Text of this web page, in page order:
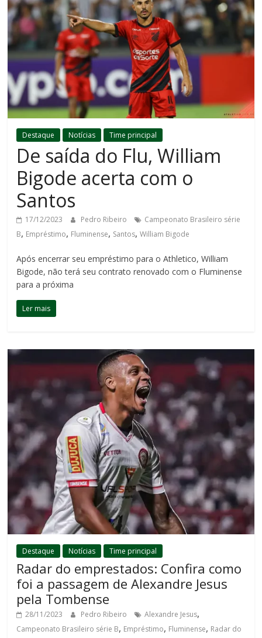
Destaque Notícias Time principal
De saída do Flu, William
Bigode acerta com o
Santos
17/12/2023 Pedro Ribeiro
Campeonato Brasileiro série
B, Empréstimo, Fluminense, Santos,William Bigode
Após encerrar seu empréstimo para o Athletico, William
Bigode, não terá seu contrato renovado com o Fluminense
para a próxima
Ler mais
Destaque Notícias Time principal
Radar do emprestados: Confira como
foi a passagem de Alexandre Jesus
pela Tombense
28/11/2023 Pedro Ribeiro Alexandre Jesus,
Campeonato Brasileiro série B, Empréstimo, Fluminense, Radar do